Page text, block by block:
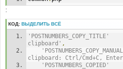
:
КОД: ВЫДЕЛИТЬ ВСЁ
'POSTNUMBERS_COPY_TITLE'
clipboard' ,
clipboard: Ctrl/Cmd+C,
'POSTNUMBERS_COPIED'